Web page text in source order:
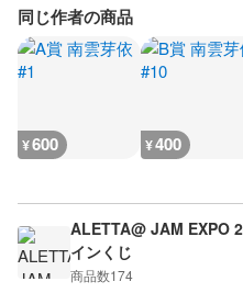
同じ作者の商品
¥600 ¥400
ALETTA@ JAM EXPO
インくじ
商品数174